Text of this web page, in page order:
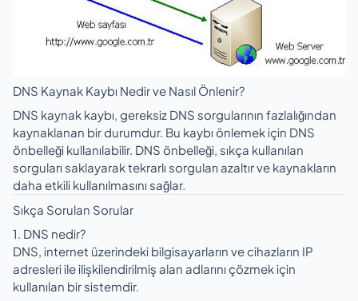
DNS Kaynak Kaybı Nedir ve Nasıl Önlenir?
DNS kaynak kaybı, gereksiz DNS sorgularının fazlalığından
kaynaklanan bir durumdur. Bu kaybı önlemek için DNS
önbelleği kullanılabilir. DNS önbelleği, sıkça kullanılan
sorguları saklayarak tekrarlı sorguları azaltır ve kaynakların
daha etkili kullanılmasını sağlar.
Sıkça Sorulan Sorular
1. DNS nedir?
DNS, internet üzerindeki bilgisayarların ve cihazların IP
adresleri ile ilişkilendirilmiş alan adlarını çözmek için
kullanılan bir sistemdir.